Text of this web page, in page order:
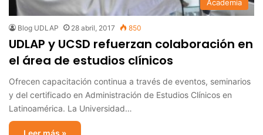
Academia
Blog UDLAP 28 abril, 2017 850
UDLAP y UCSD refuerzan colaboración en
el área de estudios clínicos
Ofrecen capacitación continua a través de eventos, seminarios
y del certificado en Administración de Estudios Clínicos en
Latinoamérica. La Universidad…
Leer más »